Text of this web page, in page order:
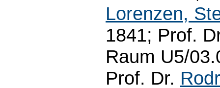
Lorenzen,
1841; Prof.
Raum U5/
Prof. Dr.